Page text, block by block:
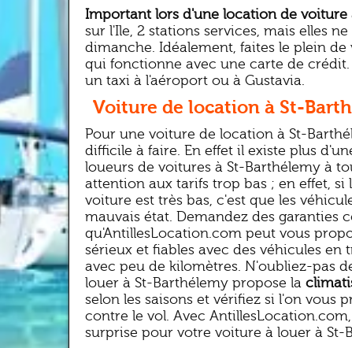
Important lors d'une location de voiture
sur l'Ile, 2 stations services, mais elles
dimanche. Idéalement, faites le plein
qui fonctionne avec une carte de
un taxi à l'aéroport ou à Gustavia.
Voiture de location à St-
Pour une voiture de location à St-
difficile à faire. En effet il existe plus
loueurs de voitures à St-Barthélemy à
attention aux tarifs trop bas ; en effet, si
voiture est très bas, c'est que les
mauvais état. Demandez des garanties
qu'AntillesLocation.com peut vous
sérieux et fiables avec des véhicules en
avec peu de kilomètres. N'oubliez-pas
louer à St-Barthélemy propose la
selon les saisons et vérifiez si l'on vous
contre le vol. Avec
surprise pour votre voiture à louer à St-